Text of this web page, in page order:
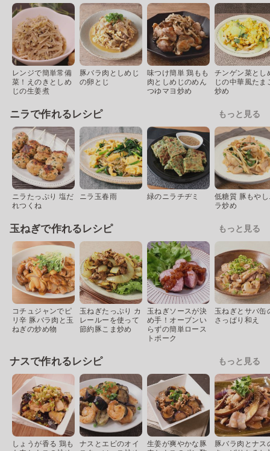
レンジで簡単常備
菜！えのきとしめ
じの生姜煮
豚バラ肉としめじ
の卵とじ
味つけ簡単 鶏もも
肉としめじのめん
つゆマヨ炒め
チンゲン菜とし
じの中華風たま
炒め
ニラで作れるレシピ もっと見る
ニラたっぷり 塩だ
れつくね
ニラ玉春雨 緑のニラチヂミ
低糖質 豚もや
ラ炒め
玉ねぎで作れるレシピ もっと見る
コチュジャンでピ
リ辛 豚バラ肉と玉
ねぎの炒め物
玉ねぎたっぷり カ
レールーを使って
節約豚こま炒め
玉ねぎソースが決
め手！オーブンい
らずの簡単ロース
トポーク
玉ねぎとサバ缶
さっぱり和え
ナスで作れるレシピ もっと見る
しょうが香る 鶏も
ナスとエビのオイ
生姜が爽やかな豚
豚バラ肉とナス